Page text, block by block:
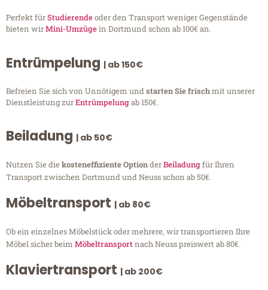
Perfekt fürStudierendeoder den Transport weniger Gegenstände
bieten wirMini-Umzügein Dortmund schon ab 100€ an.
Entrümpelung | ab 150€
Befreien Sie sich von Unnötigem undstarten Sie frischmit unserer
Dienstleistung zurEntrümpelungab 150€.
Beiladung | ab 50€
Nutzen Sie diekosteneffiziente OptionderBeiladungfür Ihren
Transport zwischen Dortmund und Neuss schon ab 50€.
Möbeltransport | ab 80€
Ob ein einzelnes Möbelstück oder mehrere, wir transportieren Ihre
Möbel sicher beim Möbeltransportnach Neuss preiswert ab 80€.
Klaviertransport | ab 200€